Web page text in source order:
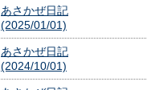
あさかぜ日記
(2025/01/01)
あさかぜ日記
(2024/10/01)